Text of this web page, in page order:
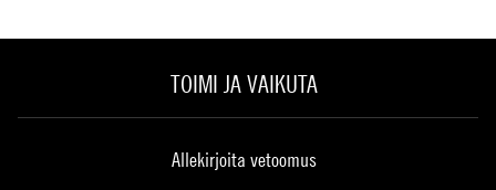
TOIMI JA VAIKUTA
Allekirjoita vetoomus